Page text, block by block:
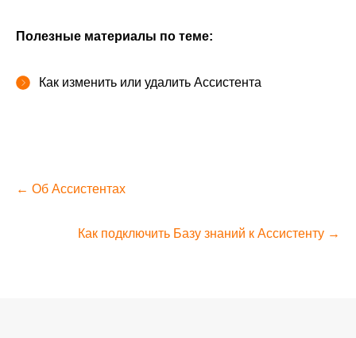
Полезные материалы по теме:
Как изменить или удалить Ассистента
← Об Ассистентах
Как подключить Базу знаний к Ассистенту →